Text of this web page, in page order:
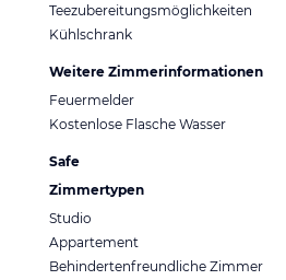
Teezubereitungsmöglichkeiten
Kühlschrank
Weitere Zimmerinformationen
Feuermelder
Kostenlose Flasche Wasser
Safe
Zimmertypen
Studio
Appartement
Behindertenfreundliche Zimmer